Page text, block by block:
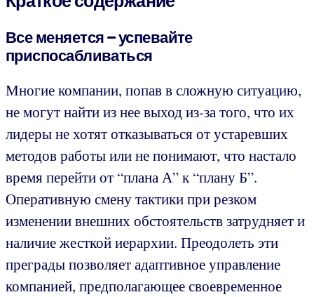
Все меняется – успевайте
приспосабливаться
Многие компании, попав в сложную ситуацию,
не могут найти из нее выход из-за того, что их
лидеры не хотят отказываться от устаревших
методов работы или не понимают, что настало
время перейти от “плана А” к “плану Б”.
Оперативную смену тактики при резком
изменении внешних обстоятельств затрудняет и
наличие жесткой иерархии. Преодолеть эти
преграды позволяет адаптивное управление
компанией, предполагающее своевременное